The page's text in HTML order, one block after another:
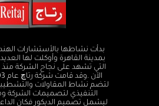
بمدينة القاهرة وأوكلت لها
التي تشهد على نجاح الشركة منذ
لتضم نشاط المقاولات
التنفيذي لتصميمات الشركة
ليشمل تصميم الديكور فكان